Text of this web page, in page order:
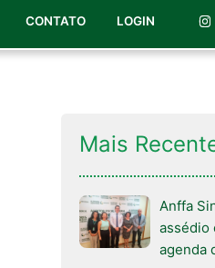
CONTATO LOGIN
Mais
Anffa
assédio
agenda